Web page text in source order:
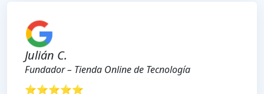
Julián C.
Fundador – Tienda Online de Tecnología
⭐⭐⭐⭐⭐